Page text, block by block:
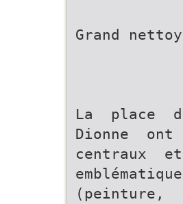
Grand
La place
Dionne
centraux et
(peinture,